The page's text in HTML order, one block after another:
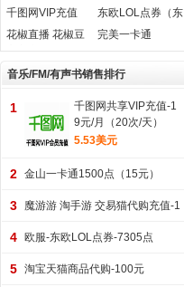
卡
千图网VIP充值
东欧LOL点券（东
北欧）
花椒直播 花椒豆
官方充值
完美一卡通
音乐/FM/有声书销售排行
1
千图网共享VIP充值-1
9元/月（20次/天）
5.53美元
2 金山一卡通1500点（15元）
3
魔游游 淘手游 交易猫代购充值-1
4 欧服-东欧LOL点券-7305点
5 淘宝天猫商品代购-100元